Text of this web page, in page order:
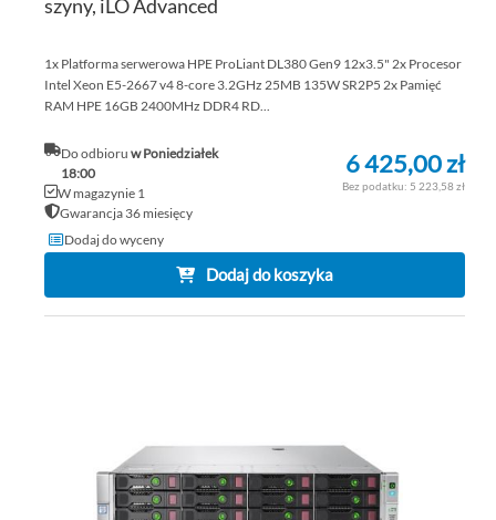
szyny, iLO Advanced
1x Platforma serwerowa HPE ProLiant DL380 Gen9 12x3.5" 2x Procesor
Intel Xeon E5-2667 v4 8-core 3.2GHz 25MB 135W SR2P5 2x Pamięć
RAM HPE 16GB 2400MHz DDR4 RD...
Do odbioruw Poniedziałek
18:00
W magazynie 1
Gwarancja 36 miesięcy
6 425,00 zł
5 223,58 zł
Dodaj do wyceny
Dodaj do koszyka